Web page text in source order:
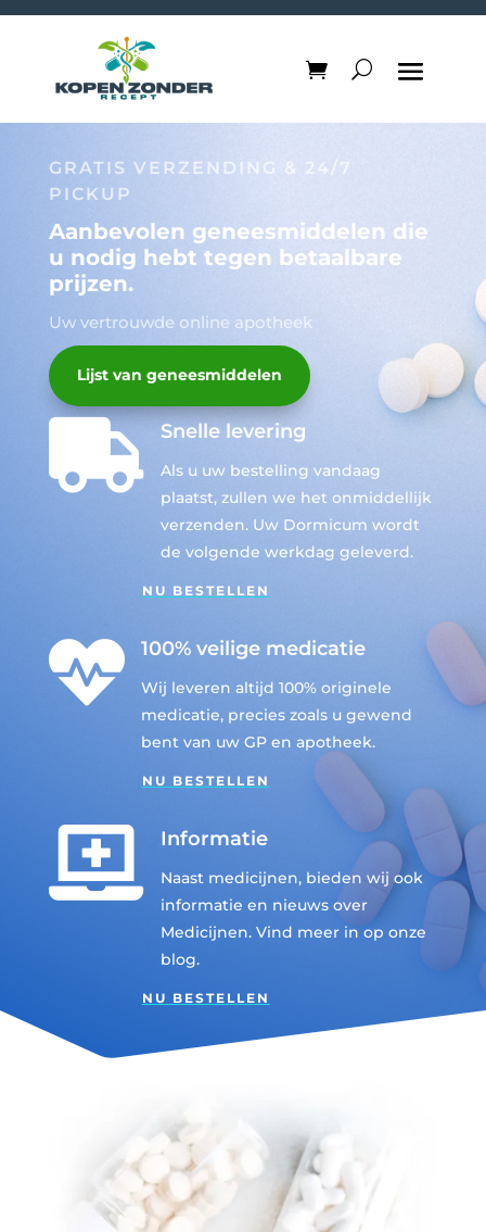
GRATIS VERZENDING & 24/7
PICKUP
Aanbevolen geneesmiddelen die
u nodig hebt tegen betaalbare
prijzen.
Uw vertrouwde online apotheek
Lijst van geneesmiddelen
 Snelle levering
Als u uw bestelling vandaag
plaatst, zullen we het onmiddellijk
verzenden. Uw Dormicum wordt
de volgende werkdag geleverd.
NU BESTELLEN
 100% veilige medicatie
Wij leveren altijd 100% originele
medicatie, precies zoals u gewend
bent van uw GP en apotheek.
NU BESTELLEN
 Informatie
Naast medicijnen, bieden wij ook
informatie en nieuws over
Medicijnen. Vind meer in op onze
blog.
NU BESTELLEN